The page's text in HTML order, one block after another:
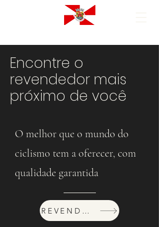
Encontre o
revendedor mais
próximo de você
O melhor que o mundo do
ciclismo tem a oferecer, com
qualidade garantida
REVENDEDORES